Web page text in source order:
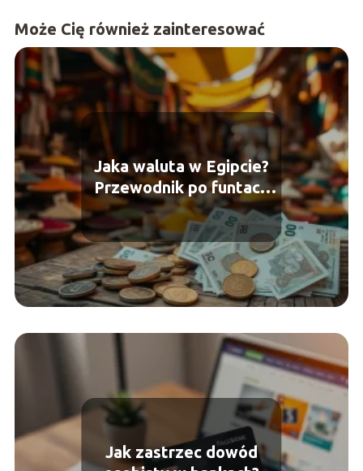
Może Cię również zainteresować
Jaka waluta w Egipcie?
Przewodnik po funtach
egipskich
Jak zastrzec dowód